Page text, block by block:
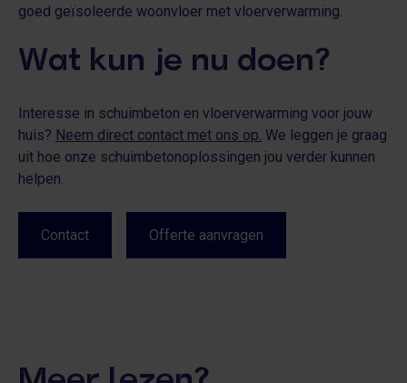
goed geïsoleerde woonvloer met vloerverwarming.
Wat kun je nu doen?
Interesse in schuimbeton en vloerverwarming voor jouw
huis? Neem direct contact met ons op. We leggen je graag
uit hoe onze schuimbetonoplossingen jou verder kunnen
helpen.
Contact Offerte aanvragen